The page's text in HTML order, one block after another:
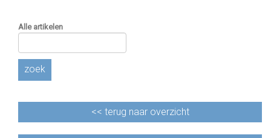
Alle artikelen
zoek
<< terug naar overzicht